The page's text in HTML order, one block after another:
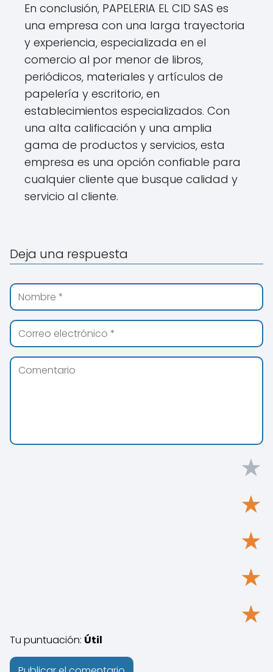
En conclusión, PAPELERIA EL CID SAS es
una empresa con una larga trayectoria
y experiencia, especializada en el
comercio al por menor de libros,
periódicos, materiales y artículos de
papelería y escritorio, en
establecimientos especializados. Con
una alta calificación y una amplia
gama de productos y servicios, esta
empresa es una opción confiable para
cualquier cliente que busque calidad y
servicio al cliente.
Deja una respuesta
★
★
★
★
★
Tu puntuación: Útil